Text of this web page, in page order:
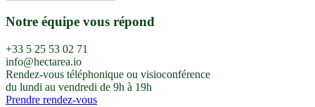
Notre équipe vous répond
+33 5 25 53 02 71
info@hectarea.io
Rendez-vous téléphonique ou visioconférence
du lundi au vendredi de 9h à 19h
Prendre rendez-vous